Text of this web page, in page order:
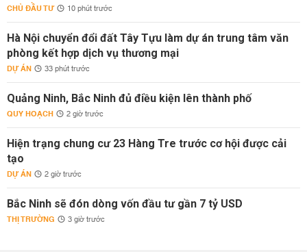
CHỦ ĐẦU TƯ 10 phút trước
Hà Nội chuyển đổi đất Tây Tựu làm dự án trung tâm văn
phòng kết hợp dịch vụ thương mại
DỰ ÁN 33 phút trước
Quảng Ninh, Bắc Ninh đủ điều kiện lên thành phố
QUY HOẠCH 2 giờ trước
Hiện trạng chung cư 23 Hàng Tre trước cơ hội được cải
tạo
DỰ ÁN 2 giờ trước
Bắc Ninh sẽ đón dòng vốn đầu tư gần 7 tỷ USD
THỊ TRƯỜNG 3 giờ trước